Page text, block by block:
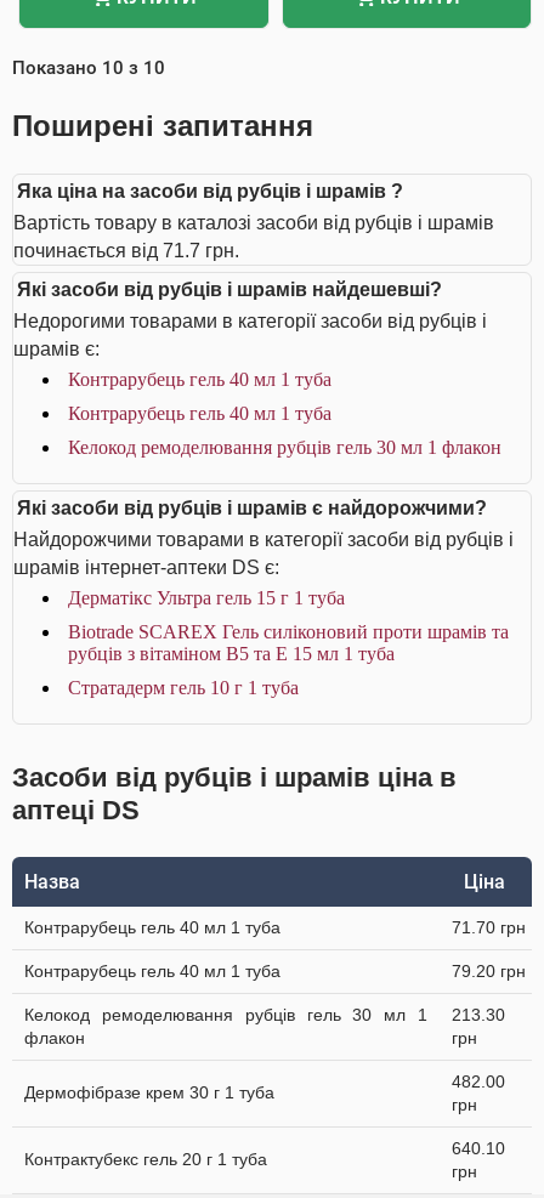
Показано 10 з 10
Поширені запитання
Яка ціна на засоби від рубців і шрамів ?
Вартість товару в каталозі засоби від рубців і шрамів
починається від 71.7 грн.
Які засоби від рубців і шрамів найдешевші?
Недорогими товарами в категорії засоби від рубців і
шрамів є:
Контрарубець гель 40 мл 1 туба
Контрарубець гель 40 мл 1 туба
Келокод ремоделювання рубців гель 30 мл 1 флакон
Які засоби від рубців і шрамів є найдорожчими?
Найдорожчими товарами в категорії засоби від рубців і
шрамів інтернет-аптеки DS є:
Дерматікс Ультра гель 15 г 1 туба
Biotrade SCAREX Гель силіконовий проти шрамів та
рубців з вітаміном В5 та Е 15 мл 1 туба
Стратадерм гель 10 г 1 туба
Засоби від рубців і шрамів ціна в
аптеці DS
Назва Ціна
Контрарубець гель 40 мл 1 туба 71.70 грн
Контрарубець гель 40 мл 1 туба 79.20 грн
Келокод ремоделювання рубців гель 30 мл 1
флакон
213.30
грн
Дермофібразе крем 30 г 1 туба
482.00
грн
Контрактубекс гель 20 г 1 туба
640.10
грн